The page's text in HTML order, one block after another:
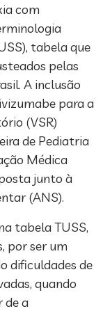
com
tabela que
pelas
A inclusão
para a
(VSR)
de Pediatria
Médica
junto à
(ANS).
tabela TUSS,
por ser um
dificuldades de
quando
de a